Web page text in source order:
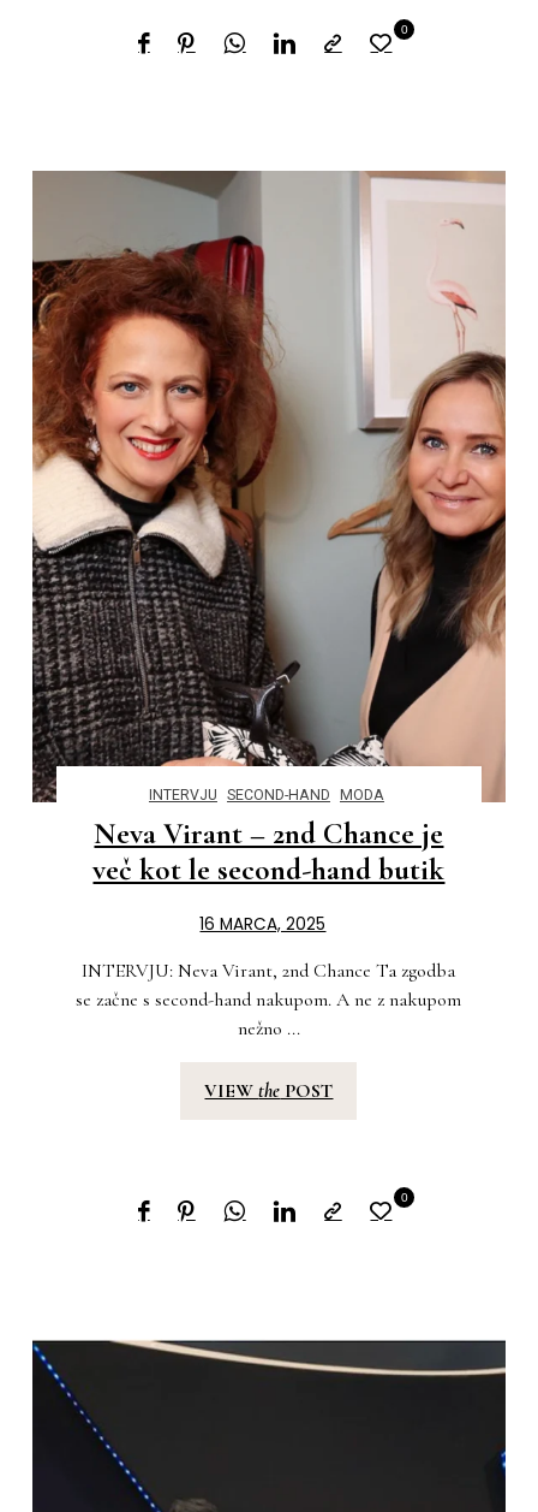
0
INTERVJU SECOND-HAND MODA
Neva Virant – 2nd Chance je
več kot le second-hand butik
16 MARCA, 2025
INTERVJU: Neva Virant, 2nd Chance Ta zgodba
se začne s second-hand nakupom. A ne z nakupom
nežno ...
VIEWthe POST
0